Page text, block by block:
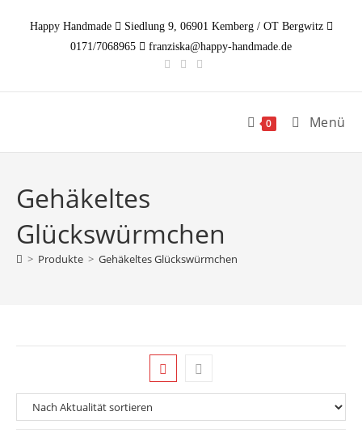
InhaltHappy Handmade
Siedlung 9, 06901 Kemberg / OT Bergwitz
0171/7068965
franziska@happy-handmade.de
0 Menü
Gehäkeltes
Glückswürmchen
> Produkte > Gehäkeltes Glückswürmchen